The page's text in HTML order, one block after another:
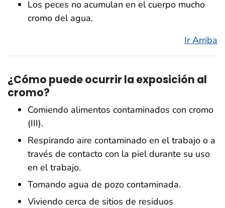
Los peces no acumulan en el cuerpo mucho
cromo del agua.
Ir Arriba
¿Cómo puede ocurrir la exposición al
cromo?
Comiendo alimentos contaminados con cromo
(III).
Respirando aire contaminado en el trabajo o a
través de contacto con la piel durante su uso
en el trabajo.
Tomando agua de pozo contaminada.
Viviendo cerca de sitios de residuos